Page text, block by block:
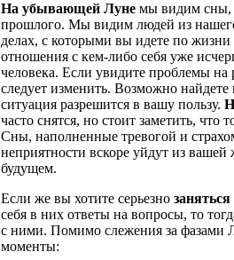
На убывающей Лунемы видим сны,
прошлого. Мы видим людей из
делах, с которыми вы идете по
отношения с кем-либо себя уже
человека. Если увидите проблемы на
следует изменить. Возможно
ситуация разрешится в вашу пользу.
часто снятся, но стоит заметить,
Сны, наполненные тревогой и
неприятности вскоре уйдут из
будущем.
Если же вы хотите серьезно
себя в них ответы на вопросы, то
с ними. Помимо слежения за фазами
моменты: